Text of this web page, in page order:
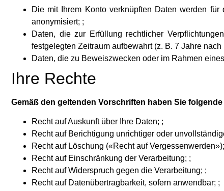
Die mit Ihrem Konto verknüpften Daten werden
anonymisiert; ;
Daten, die zur Erfüllung rechtlicher
festgelegten Zeitraum aufbewahrt (z. B. 7 Jahre
Daten, die zu Beweiszwecken oder im Rahmen
Ihre Rechte
Gemäß den geltenden Vorschriften haben Sie folgende
Recht auf Auskunft über Ihre Daten; ;
Recht auf Berichtigung unrichtiger oder
Recht auf Löschung («Recht auf
Recht auf Einschränkung der Verarbeitung; ;
Recht auf Widerspruch gegen die Verarbeitung; ;
Recht auf Datenübertragbarkeit, sofern anwendbar; ;